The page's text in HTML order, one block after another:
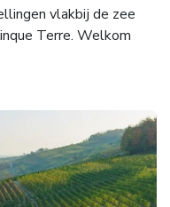
vlakbij de zee
Terre. Welkom